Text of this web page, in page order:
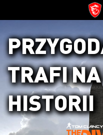
TRAFI
HISTORII